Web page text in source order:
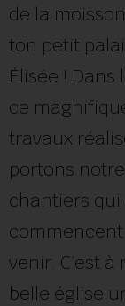
de la
ton petit
Élisée ! Dans
ce
travaux
portons
chantiers
venir. C’est
belle église